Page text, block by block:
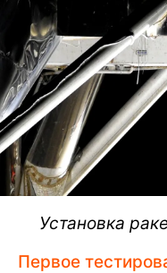
Установка
Первое